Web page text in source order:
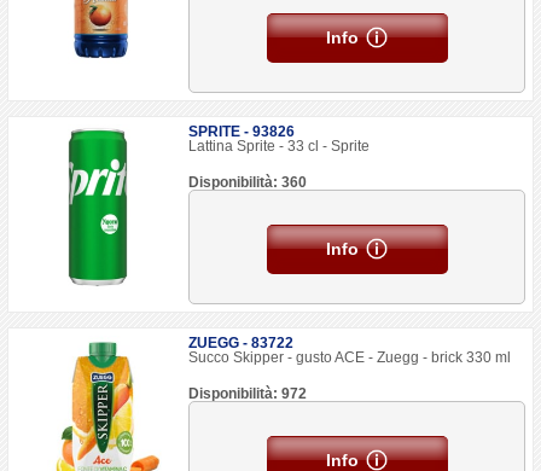
Info
SPRITE - 93826
Lattina Sprite - 33 cl - Sprite
Disponibilità: 360
Info
ZUEGG - 83722
Succo Skipper - gusto ACE - Zuegg - brick 330 ml
Disponibilità: 972
Info